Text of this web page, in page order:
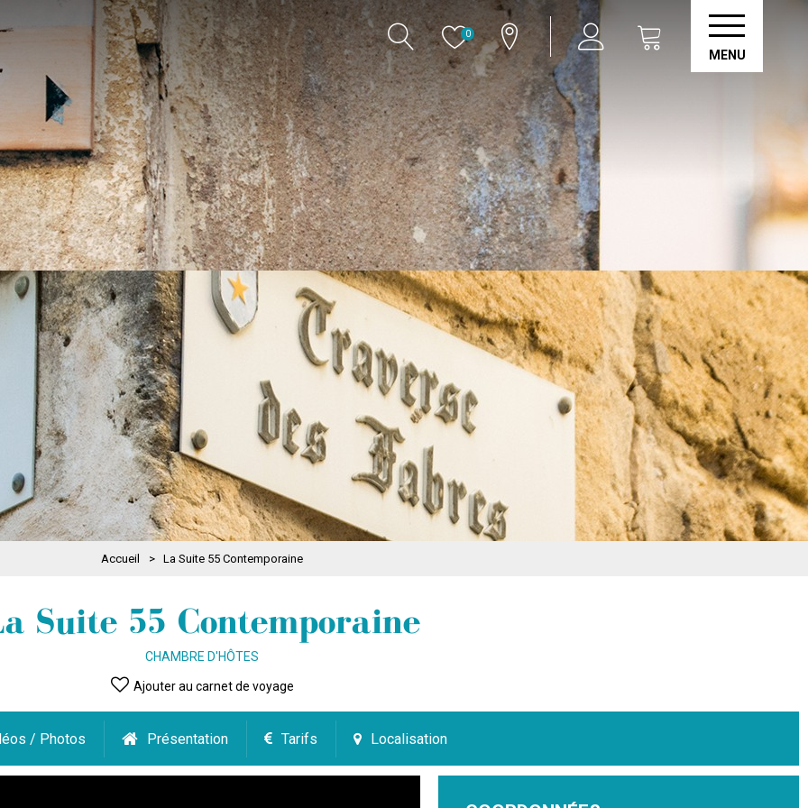
0
MENU
Accueil > La Suite 55 Contemporaine
Suite 55 Contemporaine
CHAMBRE D'HÔTES
Ajouter au carnet de voyage
/ Photos Présentation Tarifs Localisation